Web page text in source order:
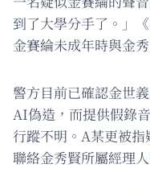
到了大學分手了。」
金賽綸未成年時與金
警方目前已確認金世
AI偽造，而提供假錄
行蹤不明。A某更被
聯絡金秀賢所屬經理